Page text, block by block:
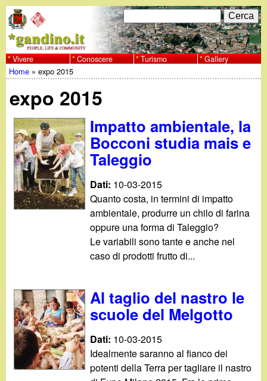
al
contenuto
w
w
w
g
a
n
o
F
o
r
d
i
r
i
c
e
r
a
C
e
r
c
Vivere Conoscere Turismo Gallery
sei
qui
Home »expo 2015
expo 2015
Impatto ambientale, la
Bocconi studia mais e
Taleggio
Dati: 10-03-2015
Quanto costa, in termini di impatto
ambientale, produrre un chilo di farina
oppure una forma di Taleggio?
Le variabili sono tante e anche nel
caso di prodotti frutto di...
Al taglio del nastro le
scuole del Melgotto
Dati: 10-03-2015
Idealmente saranno al fianco dei
potenti della Terra per tagliare il nastro